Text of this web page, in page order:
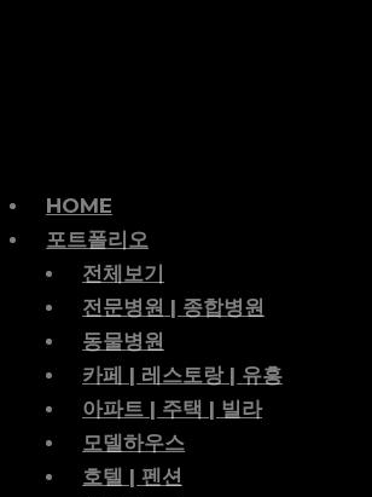
HOME
포트폴리오
전체보기
전문병원 | 종합병원
동물병원
카페 | 레스토랑 | 유흥
아파트 | 주택 | 빌라
모델하우스
호텔 | 펜션